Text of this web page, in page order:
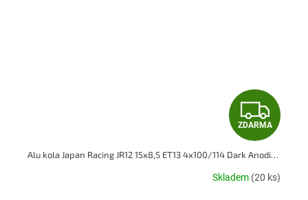
Z
D
A
ZDARMA
Alu kola Japan Racing JR12 15x8,5 ET13 4x100/114 Dark Anodize Bronze
Skladem (20 ks)